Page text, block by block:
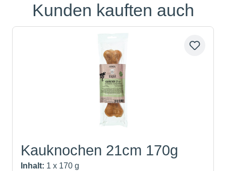
Produktgalerie überspringen
Kunden kauften auch
Kauknochen 21cm 170g
Inhalt: 1 x 170 g